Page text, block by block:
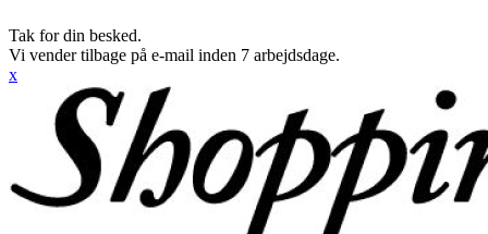
Tak for din besked.
Vi vender tilbage på e-mail inden 7 arbejdsdage.
x